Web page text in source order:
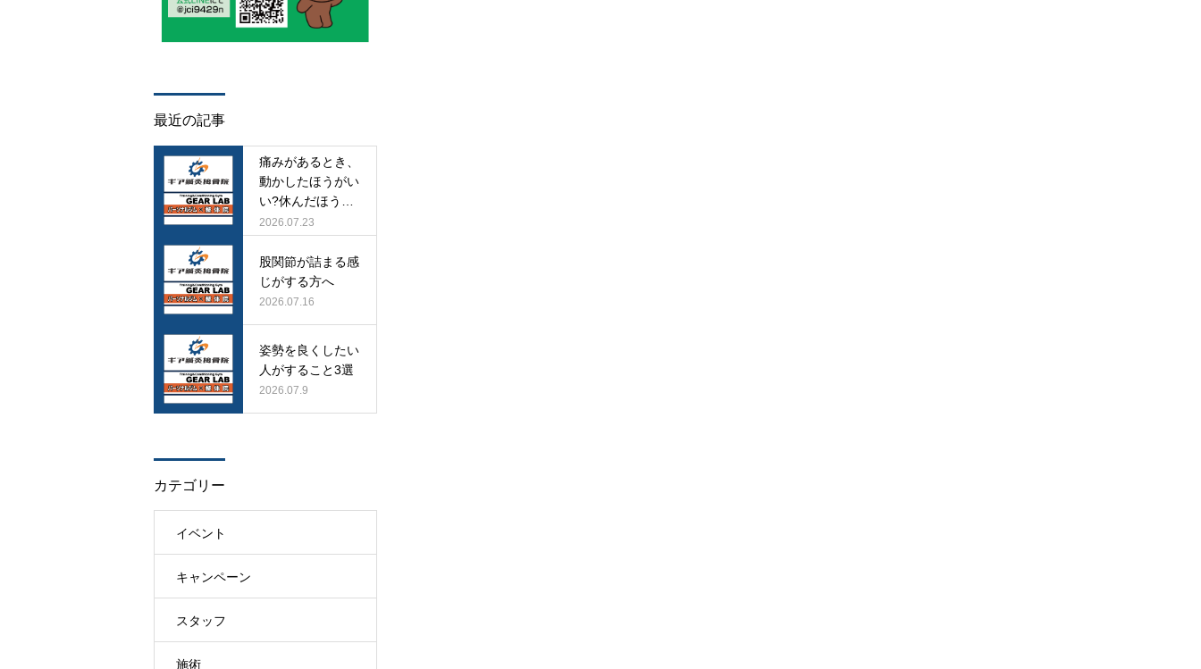
最近の記事
痛みがあるとき、
動かしたほうがい
い?休んだほうが
いい?
2026.07.23
股関節が詰まる感
じがする方へ
2026.07.16
姿勢を良くしたい
人がすること3選
2026.07.9
カテゴリー
イベント
キャンペーン
スタッフ
施術